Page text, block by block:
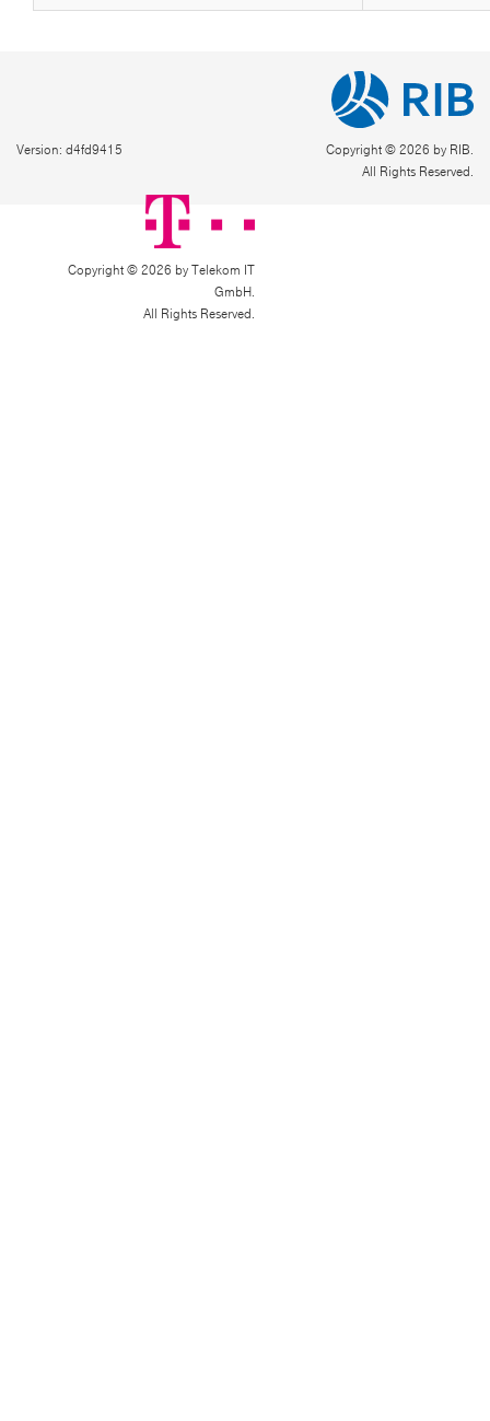
Version: d4fd9415
Copyright © 2026 by RIB.
All Rights Reserved.
Copyright © 2026 by Telekom IT
GmbH.
All Rights Reserved.